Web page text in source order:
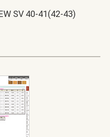
SV 40-41(42-43)